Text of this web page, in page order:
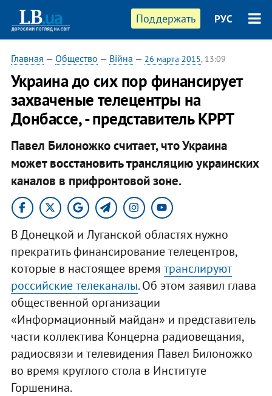
Поддержать РУС
Главная — Общество — Війна — 26 марта 2015, 13:09
Украина до сих пор финансирует
захваченые телецентры на
Донбассе, - представитель КРРТ
Павел Билоножко считает, что Украина
может восстановить трансляцию украинских
каналов в прифронтовой зоне.
В Донецкой и Луганской областях нужно
прекратить финансирование телецентров,
которые в настоящее время транслируют
российские телеканалы. Об этом заявил глава
общественной организации
«Информационный майдан» и представитель
части коллектива Концерна радиовещания,
радиосвязи и телевидения Павел Билоножко
во время круглого стола в Институте
Горшенина.